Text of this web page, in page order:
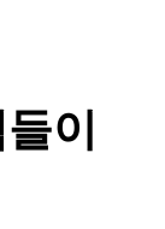
이